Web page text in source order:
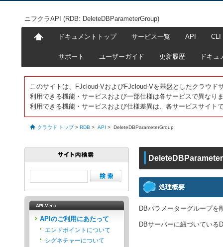
ニフクラAPI (RDB: DeleteDBParameterGroup)
ドキュメントトップ サービス一覧 API CLI
サポート ユーザーガイド 更新履歴 ドキュ
このサイトは、FJcloud-VおよびFJcloud-Vを基盤としたクラウド
利用できる機能・サービスおよび一部仕様は各サービスで異なり
利用できる機能・サービスおよび仕様差異は、各サービスサイト
クラウド トップ > RDB > API > DeleteDBParameterGroup
処理概要
DBパラメーターグループを
DBサーバーに紐づいている
APIのご利用にあたって
エンドポイントについて
シグネチャーについて